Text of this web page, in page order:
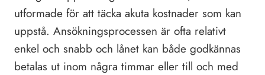
utformade för att täcka akuta kostnader som kan
uppstå. Ansökningsprocessen är ofta relativt
enkel och snabb och lånet kan både godkännas
betalas ut inom några timmar eller till och med